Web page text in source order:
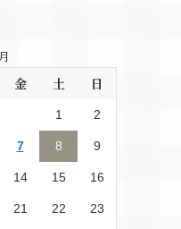
金 土 日
1 2
7 8 9
14 15 16
21 22 23